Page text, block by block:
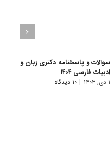
سوالات و پاسخنامه دکتری زبان و
ادبیات فارسی ۱۴۰۴
۱ دی, ۱۴۰۳ | ۱۰ دیدگاه